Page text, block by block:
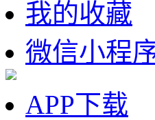
我的收藏
微信小程
APP下载